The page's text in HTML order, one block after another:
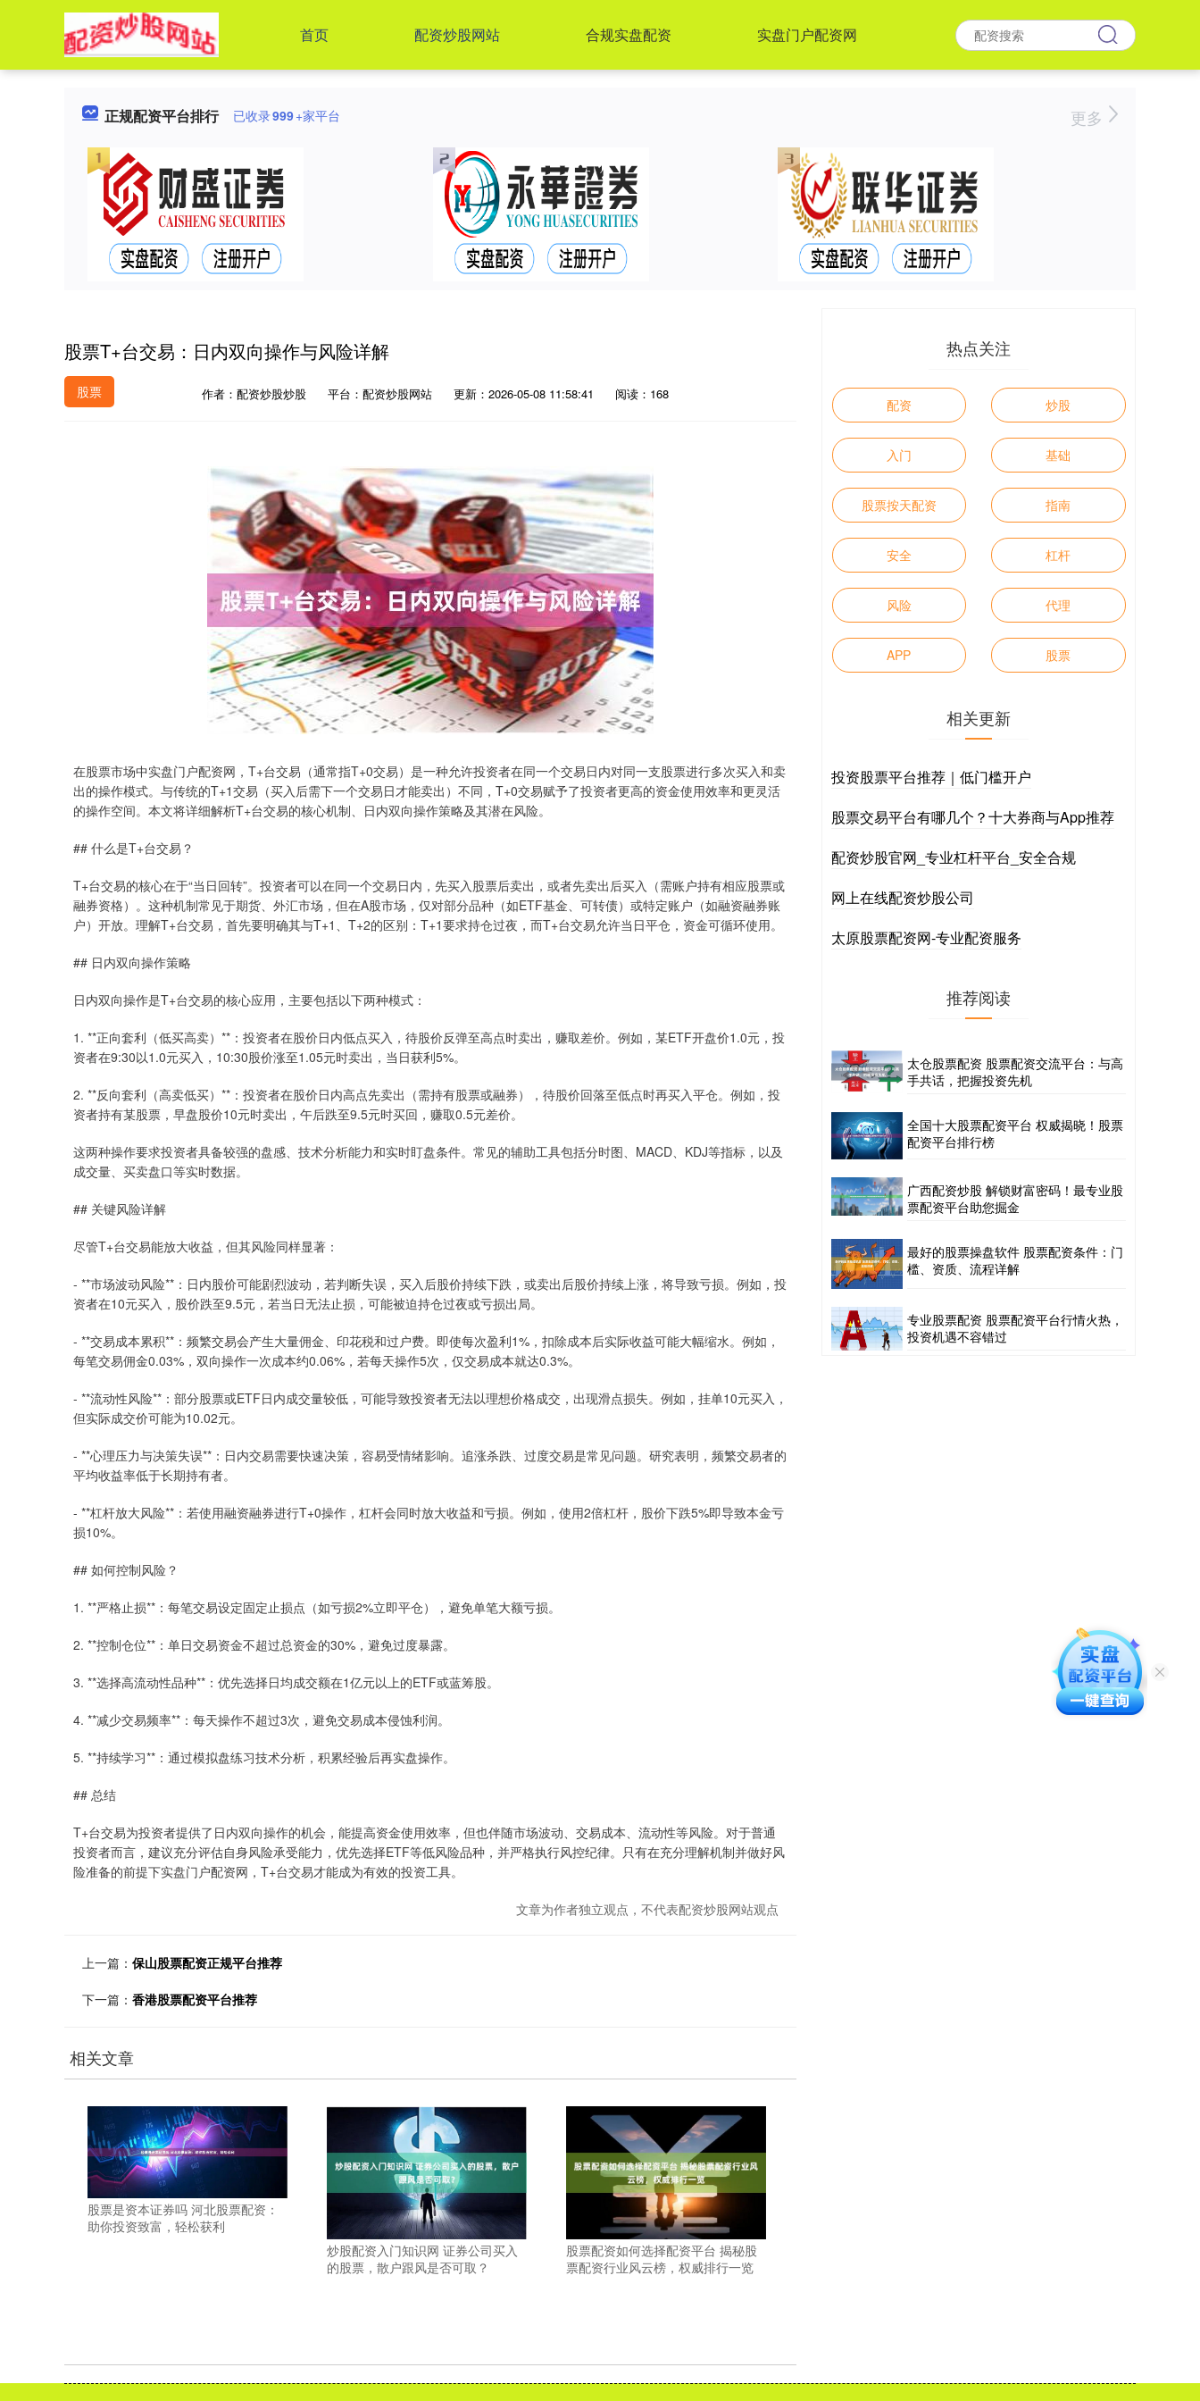
首页 配资炒股网站 合规实盘配资 实盘门户配资网
正规配资平台排行 已收录999+家平台 更多
股票T+台交易：日内双向操作与风险详解
股票 作者：配资炒股炒股 平台：配资炒股网站 更新：2026-05-08 11:58:41 阅读：168
在股票市场中实盘门户配资网，T+台交易（通常指T+0交易）是一种允许投资者在同一个交易日内对同一支股票进行多次买入和卖
出的操作模式。与传统的T+1交易（买入后需下一个交易日才能卖出）不同，T+0交易赋予了投资者更高的资金使用效率和更灵活
的操作空间。本文将详细解析T+台交易的核心机制、日内双向操作策略及其潜在风险。
## 什么是T+台交易？
T+台交易的核心在于“当日回转”。投资者可以在同一个交易日内，先买入股票后卖出，或者先卖出后买入（需账户持有相应股票或
融券资格）。这种机制常见于期货、外汇市场，但在A股市场，仅对部分品种（如ETF基金、可转债）或特定账户（如融资融券账
户）开放。理解T+台交易，首先要明确其与T+1、T+2的区别：T+1要求持仓过夜，而T+台交易允许当日平仓，资金可循环使用。
## 日内双向操作策略
日内双向操作是T+台交易的核心应用，主要包括以下两种模式：
1. **正向套利（低买高卖）**：投资者在股价日内低点买入，待股价反弹至高点时卖出，赚取差价。例如，某ETF开盘价1.0元，投
资者在9:30以1.0元买入，10:30股价涨至1.05元时卖出，当日获利5%。
2. **反向套利（高卖低买）**：投资者在股价日内高点先卖出（需持有股票或融券），待股价回落至低点时再买入平仓。例如，投
资者持有某股票，早盘股价10元时卖出，午后跌至9.5元时买回，赚取0.5元差价。
这两种操作要求投资者具备较强的盘感、技术分析能力和实时盯盘条件。常见的辅助工具包括分时图、MACD、KDJ等指标，以及
成交量、买卖盘口等实时数据。
## 关键风险详解
尽管T+台交易能放大收益，但其风险同样显著：
- **市场波动风险**：日内股价可能剧烈波动，若判断失误，买入后股价持续下跌，或卖出后股价持续上涨，将导致亏损。例如，投
资者在10元买入，股价跌至9.5元，若当日无法止损，可能被迫持仓过夜或亏损出局。
- **交易成本累积**：频繁交易会产生大量佣金、印花税和过户费。即使每次盈利1%，扣除成本后实际收益可能大幅缩水。例如，
每笔交易佣金0.03%，双向操作一次成本约0.06%，若每天操作5次，仅交易成本就达0.3%。
- **流动性风险**：部分股票或ETF日内成交量较低，可能导致投资者无法以理想价格成交，出现滑点损失。例如，挂单10元买入，
但实际成交价可能为10.02元。
- **心理压力与决策失误**：日内交易需要快速决策，容易受情绪影响。追涨杀跌、过度交易是常见问题。研究表明，频繁交易者的
平均收益率低于长期持有者。
- **杠杆放大风险**：若使用融资融券进行T+0操作，杠杆会同时放大收益和亏损。例如，使用2倍杠杆，股价下跌5%即导致本金亏
损10%。
## 如何控制风险？
1. **严格止损**：每笔交易设定固定止损点（如亏损2%立即平仓），避免单笔大额亏损。
2. **控制仓位**：单日交易资金不超过总资金的30%，避免过度暴露。
3. **选择高流动性品种**：优先选择日均成交额在1亿元以上的ETF或蓝筹股。
4. **减少交易频率**：每天操作不超过3次，避免交易成本侵蚀利润。
5. **持续学习**：通过模拟盘练习技术分析，积累经验后再实盘操作。
## 总结
T+台交易为投资者提供了日内双向操作的机会，能提高资金使用效率，但也伴随市场波动、交易成本、流动性等风险。对于普通
投资者而言，建议充分评估自身风险承受能力，优先选择ETF等低风险品种，并严格执行风控纪律。只有在充分理解机制并做好风
险准备的前提下实盘门户配资网，T+台交易才能成为有效的投资工具。
文章为作者独立观点，不代表配资炒股网站观点
上一篇： 保山股票配资正规平台推荐
下一篇： 香港股票配资平台推荐
相关文章
股票是资本证券吗 河北股票配资：
助你投资致富，轻松获利
炒股配资入门知识网 证券公司买入
的股票，散户跟风是否可取？
股票配资如何选择配资平台 揭秘股
票配资行业风云榜，权威排行一览
热点关注
配资 炒股
入门 基础
股票按天配资 指南
安全 杠杆
风险 代理
APP 股票
相关更新
投资股票平台推荐｜低门槛开户
股票交易平台有哪几个？十大券商与App推荐
配资炒股官网_专业杠杆平台_安全合规
网上在线配资炒股公司
太原股票配资网-专业配资服务
推荐阅读
太仓股票配资 股票配资交流平台：与高
手共话，把握投资先机
全国十大股票配资平台 权威揭晓！股票
配资平台排行榜
广西配资炒股 解锁财富密码！最专业股
票配资平台助您掘金
最好的股票操盘软件 股票配资条件：门
槛、资质、流程详解
专业股票配资 股票配资平台行情火热，
投资机遇不容错过